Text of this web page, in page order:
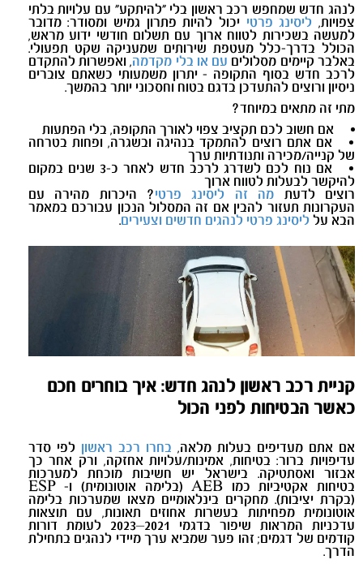
לנהג חדש שמחפש רכב ראשון בלי “להיתקע” עם עלויות בלתי
צפויות, ליסינג פרטי יכול להיות פתרון גמיש ומסודר: מדובר
למעשה בשכירות לטווח ארוך עם תשלום חודשי ידוע מראש,
הכולל בדרך-כלל מעטפת שירותים שמעניקה שקט תפעולי.
באלבר קיימים מסלולים עם או בלי מקדמה, ואפשרות להתקדם
לרכב חדש בסוף התקופה - יתרון משמעותי כשאתם צוברים
ניסיון ורוצים להתעדכן בדגם בטוח וחסכוני יותר בהמשך.
מתי זה מתאים במיוחד?
אם חשוב לכם תקציב צפוי לאורך התקופה, בלי הפתעות
אם אתם רוצים להתמקד בנהיגה ובשגרה, ופחות בטרחה
של קנייה/מכירה ותנודתיות ערך
אם נוח לכם לשדרג לרכב חדש לאחר כ-3 שנים במקום
להיקשר לבעלות לטווח ארוך
רוצים לדעת מה זה ליסינג פרטי? היכרות מהירה עם
העקרונות תעזור להבין אם זה המסלול הנכון עבורכם במאמר
הבא על ליסינג פרטי לנהגים חדשים וצעירים.
קניית רכב ראשון לנהג חדש: איך בוחרים חכם
כאשר הבטיחות לפני הכול
אם אתם מעדיפים בעלות מלאה, בחרו רכב ראשון לפי סדר
עדיפויות ברור: בטיחות, אמינות/עלויות אחזקה, ורק אחר כך
אבזור ואסתטיקה. בישראל יש חשיבות מוכחת למערכות
בטיחות אקטיביות כמו
(בלימה אוטונומית) ו-ESP
(בקרת יציבות). מחקרים בינלאומיים מצאו שמערכות בלימה
אוטונומית מפחיתות בעשרות אחוזים תאונות, עם תוצאות
עדכניות המראות שיפור בדגמי 2021–2023 לעומת דורות
קודמים של דגמים; זהו פער שמביא ערך מיידי לנהגים בתחילת
הדרך.